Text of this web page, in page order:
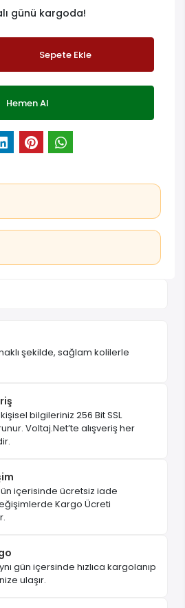
günü kargoda!
Sepete Ekle
Hemen Al
şekilde, sağlam kolilerle
bilgileriniz 256 Bit SSL
Voltaj.Net’te alışveriş her
içerisinde ücretsiz iade
Kargo Ücreti
gün içersinde hızlıca kargolanıp
ulaşır.